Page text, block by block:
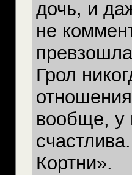
дочь, и
не
Грол
вообще, у
Кортни».